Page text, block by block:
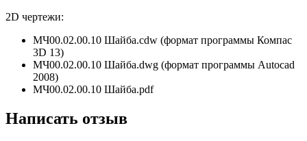
2D чертежи:
МЧ00.02.00.10 Шайба.cdw (формат программы Компас
3D 13)
МЧ00.02.00.10 Шайба.dwg (формат программы Autocad
2008)
МЧ00.02.00.10 Шайба.pdf
Написать отзыв